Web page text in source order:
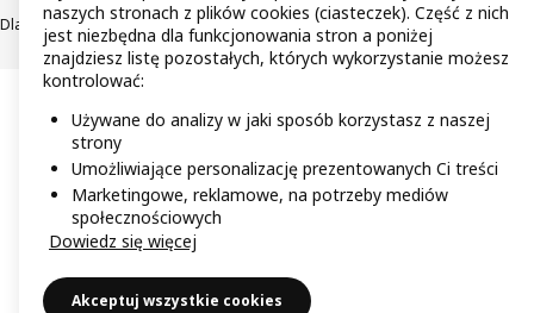
Dla akcjonariuszy IKEA Distribution
naszych stronach z plików cookies (ciasteczek). Część z nich
jest niezbędna dla funkcjonowania stron a poniżej
znajdziesz listę pozostałych, których wykorzystanie możesz
kontrolować:
Używane do analizy w jaki sposób korzystasz z naszej
strony
Umożliwiające personalizację prezentowanych Ci treści
Marketingowe, reklamowe, na potrzeby mediów
społecznościowych
Dowiedz się więcej
Akceptuj wszystkie cookies